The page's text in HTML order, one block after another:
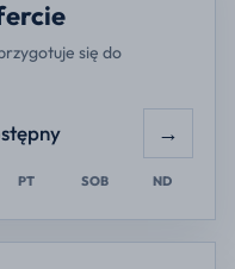
się do
→
PT SOB ND